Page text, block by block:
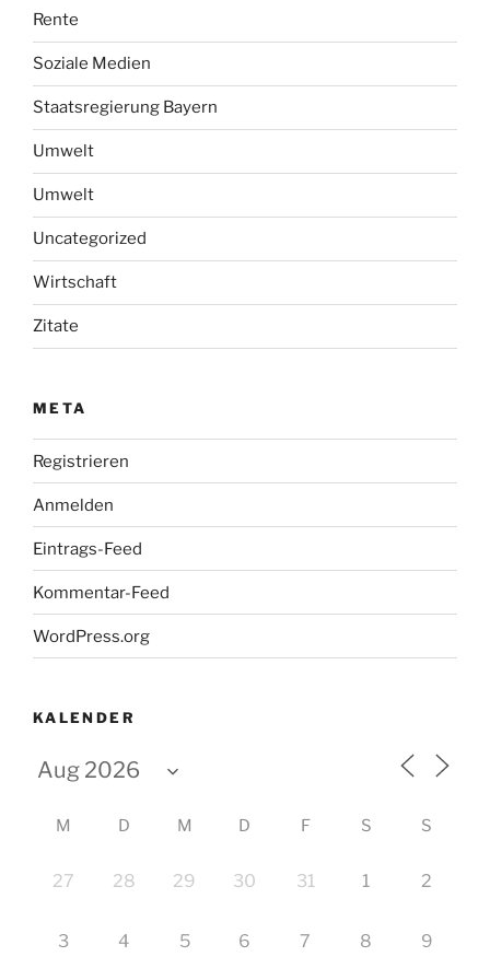
Rente
Soziale Medien
Staatsregierung Bayern
Umwelt
Umwelt
Uncategorized
Wirtschaft
Zitate
META
Registrieren
Anmelden
Eintrags-Feed
Kommentar-Feed
WordPress.org
KALENDER
M D M D F S S
27 28 29 30 31 1 2
3 4 5 6 7 8 9